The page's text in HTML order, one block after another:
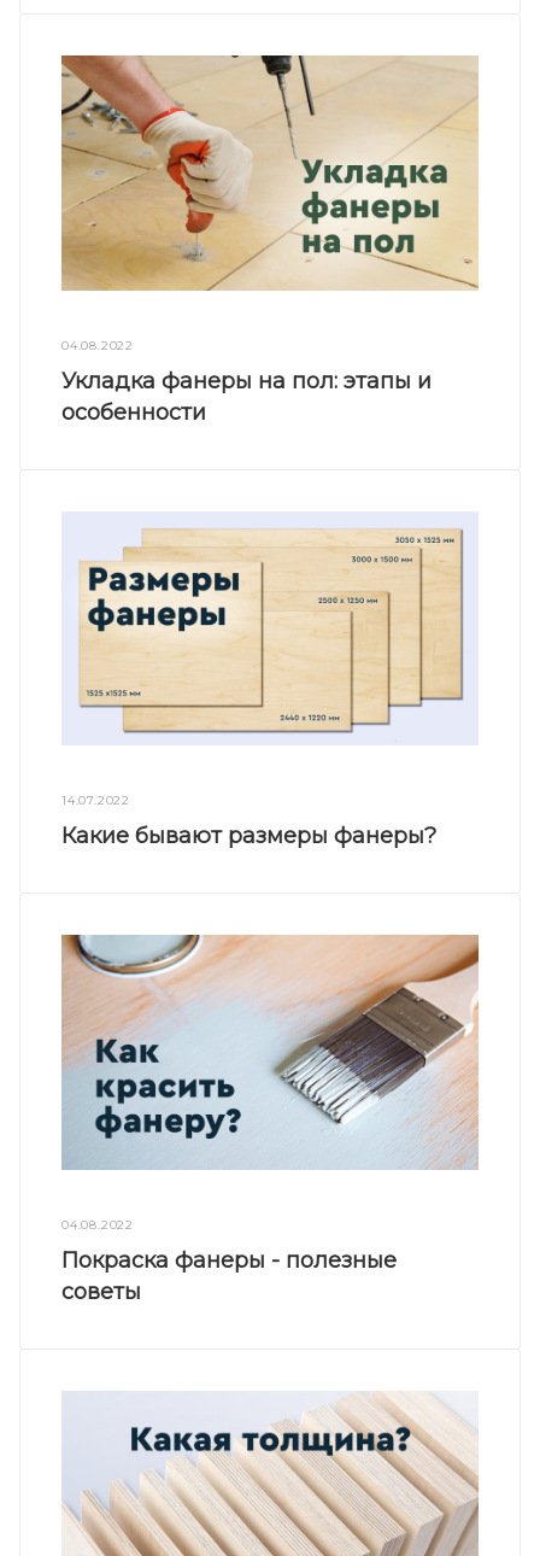
04.08.2022
Укладка фанеры на пол: этапы и
особенности
14.07.2022
Какие бывают размеры фанеры?
04.08.2022
Покраска фанеры - полезные
советы